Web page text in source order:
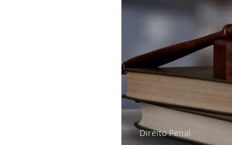
Direito Penal